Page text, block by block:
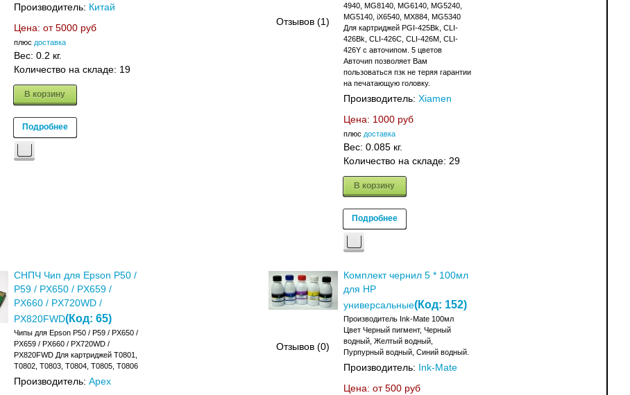
Производитель: Китай
Цена: от 5000 руб
плюс доставка
Вес: 0.2 кг.
Количество на складе: 19
В корзину
Подробнее
Отзывов (1)
4940, MG8140, MG6140, MG5240,
MG5140, iX6540, MX884, MG5340
Для картриджей PGI-425Bk, CLI-
426Bk, CLI-426C, CLI-426M, CLI-
426Y с авточипом. 5 цветов
Авточип позволяет Вам
пользоваться пзк не теряя гарантии
на печатающую головку.
Производитель: Xiamen
Цена: 1000 руб
плюс доставка
Вес: 0.085 кг.
Количество на складе: 29
В корзину
Подробнее
СНПЧ Чип для Epson P50 /
P59 / PX650 / PX659 /
PX660 / PX720WD /
PX820FWD(Код: 65)
Чипы для Epson P50 / P59 / PX650 /
PX659 / PX660 / PX720WD /
PX820FWD Для картриджей T0801,
T0802, T0803, T0804, T0805, T0806
Производитель: Apex
Отзывов (0)
Комплект чернил 5 * 100мл
для HP
универсальные(Код: 152)
Производитель Ink-Mate 100мл
Цвет Черный пигмент, Черный
водный, Желтый водный,
Пурпурный водный, Синий водный.
Производитель:
Ink-Mate
Цена: от 500 руб